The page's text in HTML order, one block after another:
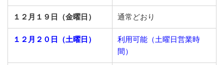
１２月１９日（金曜日） 通常どおり
１２月２０日（土曜日）
利用可能（土曜日営業時
間）